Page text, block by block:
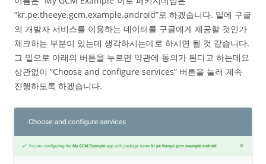
“kr.pe.theeye.gcm.example.android”로 하겠습니다. 밑에 구글
의 개발자 서비스를 이용하는 데이터를 구글에게 제공할 것인가
체크하는 부분이 있는데 생각하시는데로 하시면 될 것 같습니다.
그 밑으로 아래의 버튼을 누르면 약관에 동의가 된다고 하는데요
상관없이 “Choose and configure services” 버튼을 눌러 계속
진행하도록 하겠습니다.